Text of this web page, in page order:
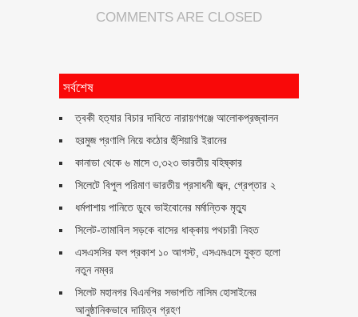
COMMENTS ARE CLOSED
সর্বশেষ
ত্বকী হত্যার বিচার দাবিতে নারায়ণগঞ্জে আলোকপ্রজ্বালন
হরমুজ প্রণালি নিয়ে কঠোর হুঁশিয়ারি ইরানের
কানাডা থেকে ৬ মাসে ৩,৩২৩ ভারতীয় বহিষ্কার
সিলেটে বিপুল পরিমাণ ভারতীয় প্রসাধনী জব্দ, গ্রেপ্তার ২
ধর্মপাশায় পানিতে ডুবে ভাইবোনের মর্মান্তিক মৃত্যু
সিলেট-তামাবিল সড়কে বাসের ধাক্কায় পথচারী নিহত
এসএসসির ফল প্রকাশ ১০ আগস্ট, এসএমএসে যুক্ত হলো
নতুন নম্বর
সিলেট মহানগর বিএনপির সভাপতি নাসিম হোসাইনের
আনুষ্ঠানিকভাবে দায়িত্ব গ্রহণ